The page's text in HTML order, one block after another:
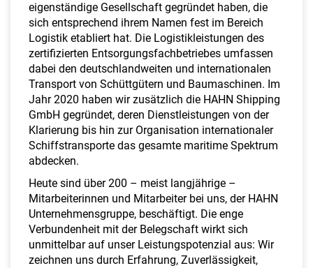
eigenständige Gesellschaft gegründet haben, die
sich entsprechend ihrem Namen fest im Bereich
Logistik etabliert hat. Die Logistikleistungen des
zertifizierten Entsorgungsfachbetriebes umfassen
dabei den deutschlandweiten und internationalen
Transport von Schüttgütern und Baumaschinen. Im
Jahr 2020 haben wir zusätzlich die HAHN Shipping
GmbH gegründet, deren Dienstleistungen von der
Klarierung bis hin zur Organisation internationaler
Schiffstransporte das gesamte maritime Spektrum
abdecken.
Heute sind über 200 – meist langjährige –
Mitarbeiterinnen und Mitarbeiter bei uns, der HAHN
Unternehmensgruppe, beschäftigt. Die enge
Verbundenheit mit der Belegschaft wirkt sich
unmittelbar auf unser Leistungspotenzial aus: Wir
zeichnen uns durch Erfahrung, Zuverlässigkeit,